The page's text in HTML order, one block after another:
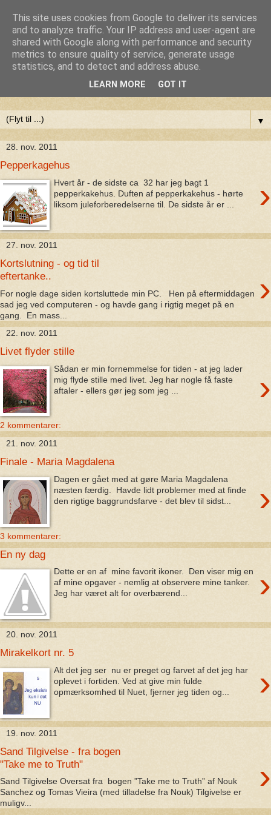
Anne-Maries blog
Min blog om livet - om troen, håbet og kærligheden. Troen
▼
28. nov. 2011
Pepperkagehus
›
Hvert år - de sidste ca 32 har jeg bagt 1
pepperkakehus. Duften af pepperkakehus - hørte
liksom juleforberedelserne til. De sidste år er ...
27. nov. 2011
Kortslutning - og tid til
eftertanke..
›
For nogle dage siden kortsluttede min PC. Hen på eftermiddagen
sad jeg ved computeren - og havde gang i rigtig meget på en
gang. En mass...
22. nov. 2011
Livet flyder stille
›
Sådan er min fornemmelse for tiden - at jeg lader
mig flyde stille med livet. Jeg har nogle få faste
aftaler - ellers gør jeg som jeg ...
2 kommentarer:
21. nov. 2011
Finale - Maria Magdalena
›
Dagen er gået med at gøre Maria Magdalena
næsten færdig. Havde lidt problemer med at finde
den rigtige baggrundsfarve - det blev til sidst...
3 kommentarer:
En ny dag
›
Dette er en af mine favorit ikoner. Den viser mig en
af mine opgaver - nemlig at observere mine tanker.
Jeg har været alt for overbærend...
20. nov. 2011
Mirakelkort nr. 5
›
Alt det jeg ser nu er preget og farvet af det jeg har
oplevet i fortiden. Ved at give min fulde
opmærksomhed til Nuet, fjerner jeg tiden og...
19. nov. 2011
Sand Tilgivelse - fra bogen
"Take me to Truth"
›
Sand Tilgivelse Oversat fra bogen ”Take me to Truth” af Nouk
Sanchez og Tomas Vieira (med tilladelse fra Nouk) Tilgivelse er
muligv...
This site uses cookies from Google to deliver its services
and to analyze traffic. Your IP address and user-agent are
shared with Google along with performance and security
metrics to ensure quality of service, generate usage
statistics, and to detect and address abuse.
LEARN MORE GOT IT